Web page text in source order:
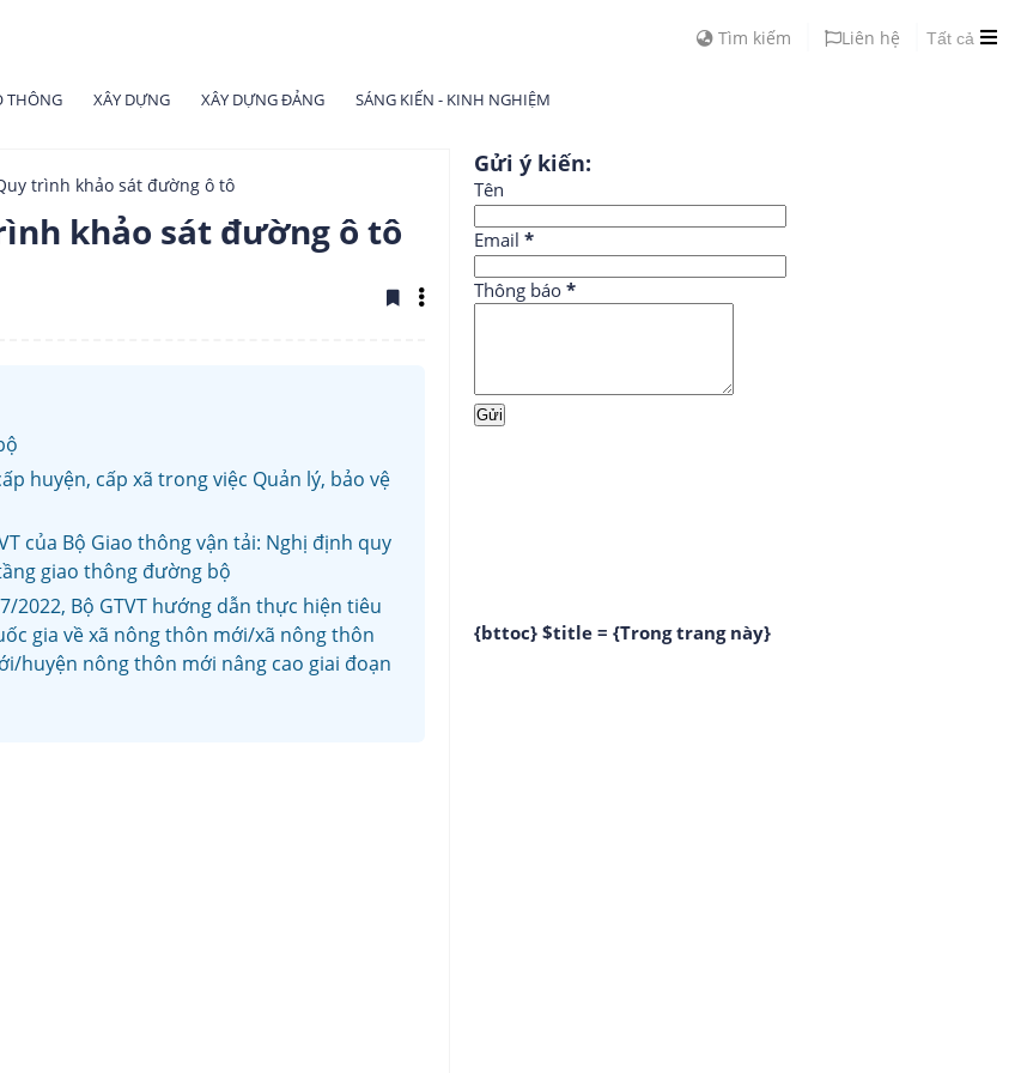
Tìm kiếm Liên hệ Tất cả
THÔNG XÂY DỰNG XÂY DỰNG ĐẢNG SÁNG KIẾN - KINH NGHIỆM
trình khảo sát đường ô tô
khảo sát đường ô tô
huyện, cấp xã trong việc Quản lý, bảo vệ
của Bộ Giao thông vận tải: Nghị định quy
giao thông đường bộ
2022, Bộ GTVT hướng dẫn thực hiện tiêu
gia về xã nông thôn mới/xã nông thôn
huyện nông thôn mới nâng cao giai đoạn
Gửi ý kiến:
Tên
Email *
Thông báo *
{bttoc} $title = {Trong trang này}